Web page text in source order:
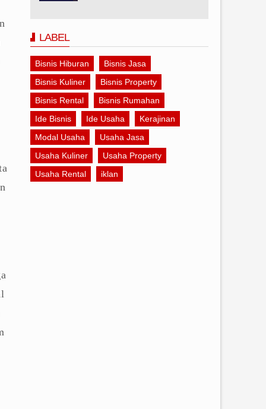
LABEL
Bisnis Hiburan
Bisnis Jasa
Bisnis Kuliner
Bisnis Property
Bisnis Rental
Bisnis Rumahan
Ide Bisnis
Ide Usaha
Kerajinan
Modal Usaha
Usaha Jasa
Usaha Kuliner
Usaha Property
Usaha Rental
iklan